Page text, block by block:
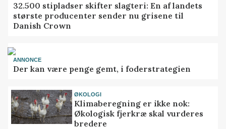
32.500 stipladser skifter slagteri: En af landets
største producenter sender nu grisene til
Danish Crown
ANNONCE
Der kan være penge gemt, i foderstrategien
ØKOLOGI
Klimaberegning er ikke nok:
Økologisk fjerkræ skal vurderes
bredere